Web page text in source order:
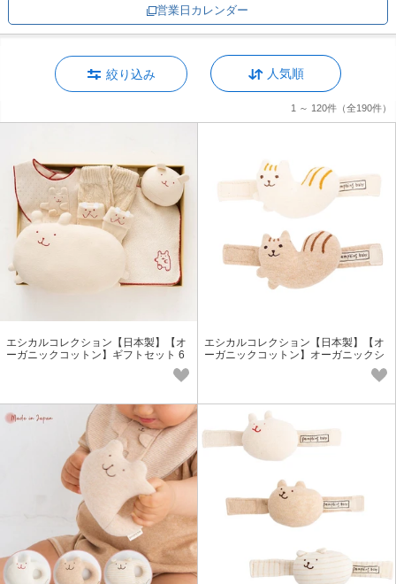
営業日カレンダー
絞り込み 人気順
1 ～ 120件 （全190件）
エシカルコレクション【日本製】【オ
ーガニックコットン】ギフトセット 6
エシカルコレクション【日本製】【オ
ーガニックコットン】オーガニックシ